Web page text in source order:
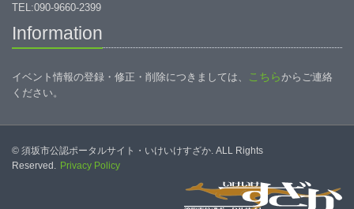
TEL:090-9660-2399
Information
イベント情報の登録・修正・削除につきましては、 こちらからご連絡
ください。
© 須坂市公認ポータルサイト・いけいけすざか. ALL Rights
Reserved. Privacy Policy